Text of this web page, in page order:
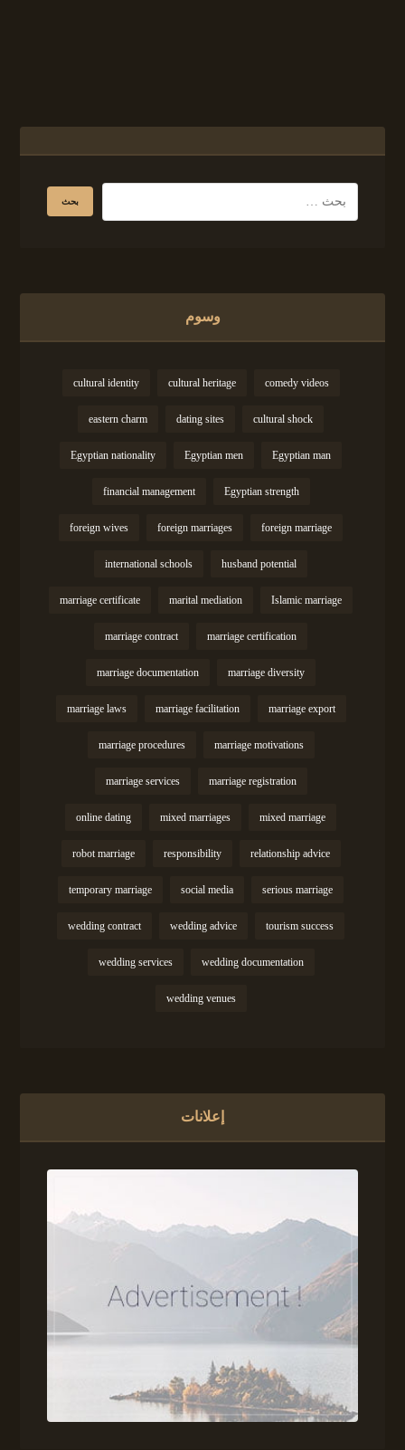
وسوم
comedy videos
cultural heritage
cultural identity
cultural shock
dating sites
eastern charm
Egyptian man
Egyptian men
Egyptian nationality
Egyptian strength
financial management
foreign marriage
foreign marriages
foreign wives
husband potential
international schools
Islamic marriage
marital mediation
marriage certificate
marriage certification
marriage contract
marriage diversity
marriage documentation
marriage export
marriage facilitation
marriage laws
marriage motivations
marriage procedures
marriage registration
marriage services
mixed marriage
mixed marriages
online dating
relationship advice
responsibility
robot marriage
serious marriage
social media
temporary marriage
tourism success
wedding advice
wedding contract
wedding documentation
wedding services
wedding venues
إعلانات